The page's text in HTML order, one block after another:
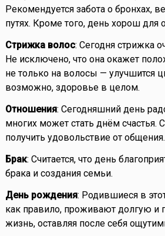
Рекомендуется забота о бронхах,
путях. Кроме того, день хорош для
Стрижка волос: Сегодня стрижка
Не исключено, что она окажет
не только на волосы — улучшится
возможно, здоровье в целом.
Отношения: Сегодняшний день
многих может стать днём счастья.
получить удовольствие от общения.
Брак: Считается, что день
брака и создания семьи.
День рождения: Родившиеся в
как правило, проживают долгую и
жизнь, оставляя после себя